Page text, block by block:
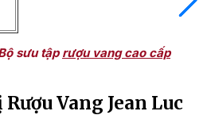
sưu tập rượu vang cao cấp
Vang Jean Luc